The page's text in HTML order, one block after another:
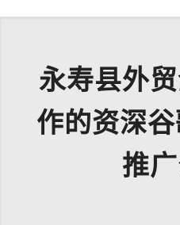
永寿县外
作的资深
推